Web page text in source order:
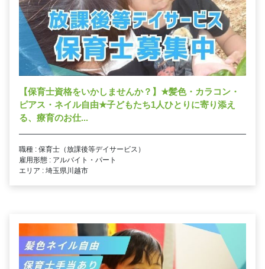
【保育士資格をいかしませんか？】 ★髪色・カラコン・
ピアス・ネイル自由★子どもたち1人ひとりに寄り添え
る、療育のお仕...
職種 : 保育士（放課後等デイサービス）
雇用形態 : アルバイト・パート
エリア : 埼玉県川越市